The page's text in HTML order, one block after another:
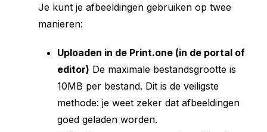
Je kunt je afbeeldingen gebruiken op twee
manieren:
Uploaden in de Print.one (in de portal of
editor) De maximale bestandsgrootte is
10MB per bestand. Dit is de veiligste
methode: je weet zeker dat afbeeldingen
goed geladen worden.